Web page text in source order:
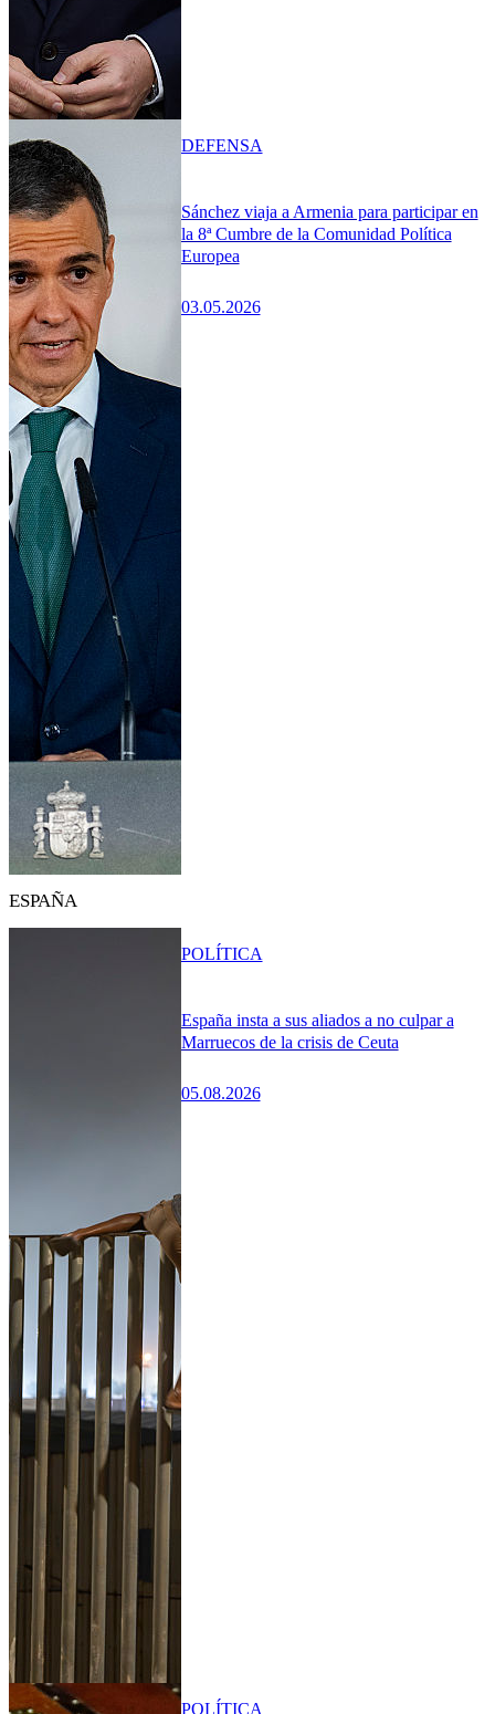
Sánchez viaja a Armenia para participar en
la 8ª Cumbre de la Comunidad Política
Europea
03.05.2026
DEFENSA
ESPAÑA
España insta a sus aliados a no culpar a
Marruecos de la crisis de Ceuta
05.08.2026
POLÍTICA
POLÍTICA